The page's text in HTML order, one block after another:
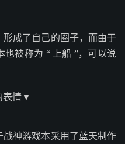
成了自己的圈子，而由于
被称为 “ 上船 ”，可以说
表情▼
神游戏本采用了蓝天制作